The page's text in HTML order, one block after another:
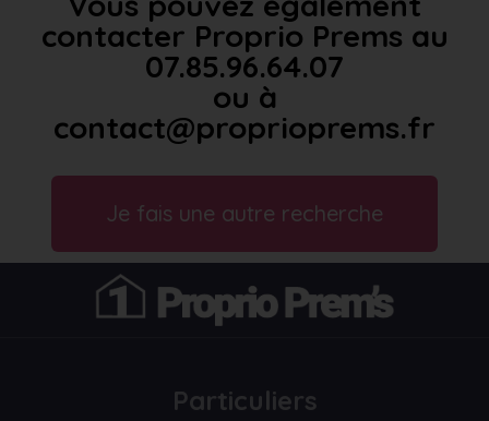
contacter Proprio Prems au
07.85.96.64.07
ou à
contact@proprioprems.fr
Je fais une autre recherche
Particuliers